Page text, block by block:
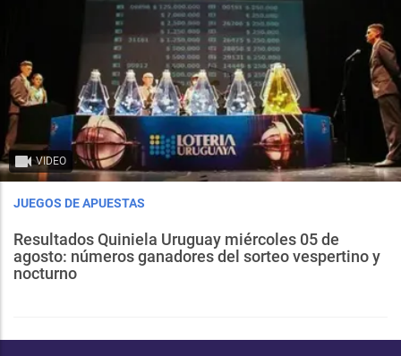
VIDEO
JUEGOS DE APUESTAS
Resultados Quiniela Uruguay miércoles 05 de
agosto: números ganadores del sorteo vespertino y
nocturno